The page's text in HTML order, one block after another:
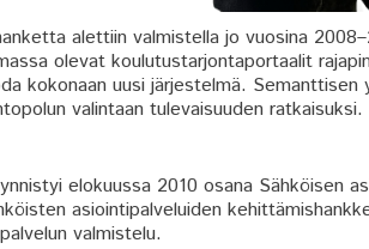
alettiin valmistella jo vuosina
olevat koulutustarjontaportaalit
kokonaan uusi järjestelmä. Semanttisen
valintaan tulevaisuuden
elokuussa 2010 osana Sähköisen
asiointipalveluiden
valmistelu.